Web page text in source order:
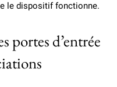
le dispositif fonctionne.
portes d’entrée